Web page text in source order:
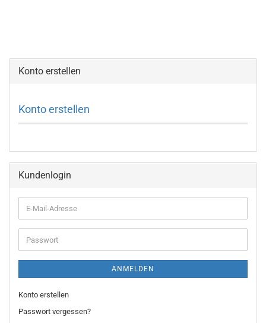
Konto erstellen
Konto erstellen
Kundenlogin
E-
Mail-
Adresse
Passwort
ANMELDEN
Konto erstellen
Passwort vergessen?